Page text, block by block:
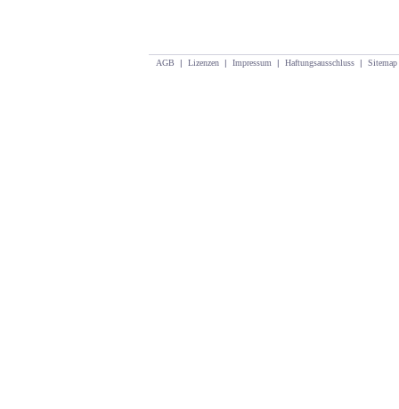
AGB | Lizenzen | Impressum | Haftungsausschluss | Sitemap